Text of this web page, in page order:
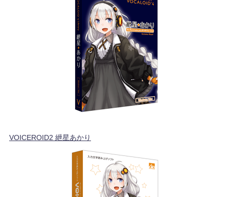
VOICEROID2 紲星あかり